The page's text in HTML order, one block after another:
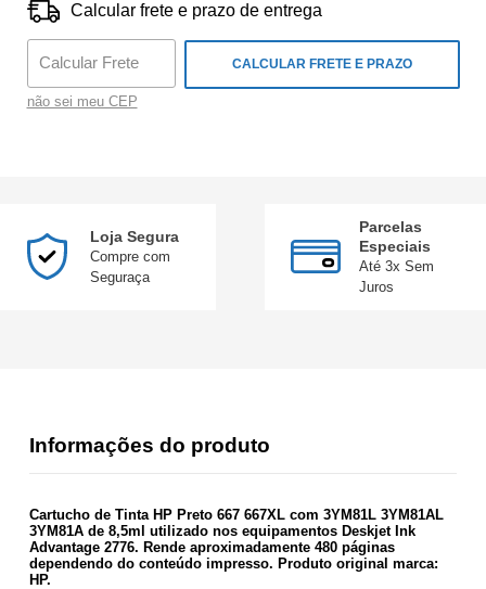
Calcular frete e prazo de entrega
CALCULAR FRETE E PRAZO
não sei meu CEP
Loja Segura
Compre com
Seguraça
Parcelas
Especiais
Até 3x Sem
Juros
Informações do produto
Cartucho de Tinta HP Preto 667 667XL com 3YM81L 3YM81AL
3YM81A de 8,5ml utilizado nos equipamentos Deskjet Ink
Advantage 2776. Rende aproximadamente 480 páginas
dependendo do conteúdo impresso. Produto original marca:
HP.